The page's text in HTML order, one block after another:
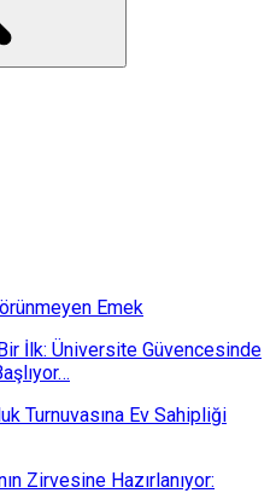
Emek
İlk: Üniversite Güvencesinde
Turnuvasına Ev Sahipliği
Zirvesine Hazırlanıyor: